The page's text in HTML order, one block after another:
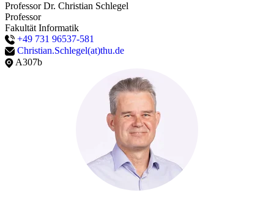
Professor Dr. Christian Schlegel
Professor
Fakultät Informatik
+49 731 96537-581
Christian.Schlegel(at)thu.de
A307b